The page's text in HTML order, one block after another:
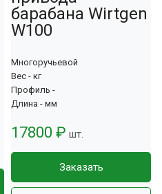
барабана Wirtgen
W100
Многоручьевой
Вес - кг
Профиль -
Длина - мм
17800 ₽ шт.
Заказать